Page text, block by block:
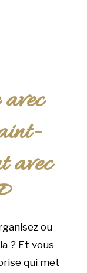
avec
ou
? Et vous
qui met